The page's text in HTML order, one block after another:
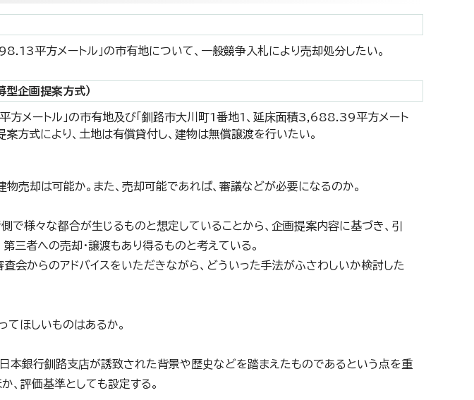
平方メートル」の市有地について、一般競争入札により売却処分したい。
企画提案方式）
方メートル」の市有地及び「釧路市大川町1番地1、延床面積3,688.39平方メート
方式により、土地は有償貸付し、建物は無償譲渡を行いたい。
売却は可能か。また、売却可能であれば、審議などが必要になるのか。
で様々な都合が生じるものと想定していることから、企画提案内容に基づき、引
三者への売却・譲渡もあり得るものと考えている。
会からのアドバイスをいただきながら、どういった手法がふさわしいか検討した
てほしいものはあるか。
本銀行釧路支店が誘致された背景や歴史などを踏まえたものであるという点を重
、評価基準としても設定する。